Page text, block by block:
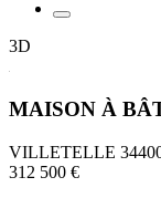
3D
MAISON À
VILLETELLE
312 500 €